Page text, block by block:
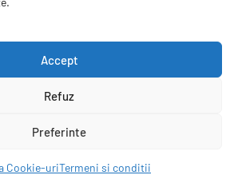
Accept
Refuz
Preferinte
Cookie-uriTermeni si conditii